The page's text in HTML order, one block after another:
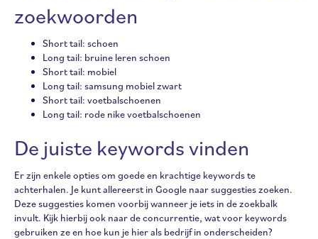
zoekwoorden
Short tail: schoen
Long tail: bruine leren schoen
Short tail: mobiel
Long tail: samsung mobiel zwart
Short tail: voetbalschoenen
Long tail: rode nike voetbalschoenen
De juiste keywords vinden
Er zijn enkele opties om goede en krachtige keywords te
achterhalen. Je kunt allereerst in Google naar suggesties zoeken.
Deze suggesties komen voorbij wanneer je iets in de zoekbalk
invult. Kijk hierbij ook naar de concurrentie, wat voor keywords
gebruiken ze en hoe kun je hier als bedrijf in onderscheiden?